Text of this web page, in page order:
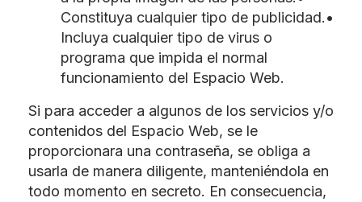
Constituya cualquier tipo de publicidad.•
Incluya cualquier tipo de virus o
programa que impida el normal
funcionamiento del Espacio Web.
Si para acceder a algunos de los servicios y/o
contenidos del Espacio Web, se le
proporcionara una contraseña, se obliga a
usarla de manera diligente, manteniéndola en
todo momento en secreto. En consecuencia,